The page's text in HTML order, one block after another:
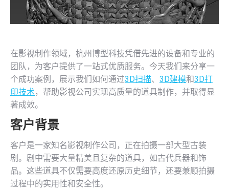
在影视制作领域，杭州博型科技凭借先进的设备和专业的
团队，为客户提供了一站式优质服务。今天我们来分享一
个成功案例，展示我们如何通过3D扫描、 3D建模和3D打
印技术，帮助影视公司实现高质量的道具制作，并取得显
著成效。
客户背景
客户是一家知名影视制作公司，正在拍摄一部大型古装
剧。剧中需要大量精美且复杂的道具，如古代兵器和饰
品。这些道具不仅需要高度还原历史细节，还要兼顾拍摄
过程中的实用性和安全性。